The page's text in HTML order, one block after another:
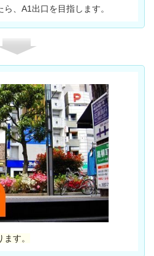
、A1出口を目指します。
す。